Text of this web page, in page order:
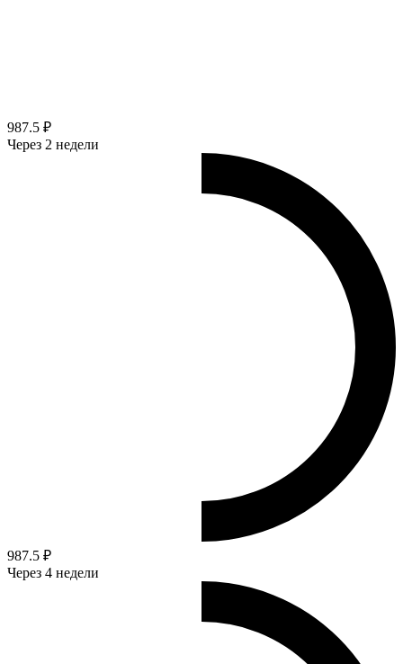
987.5 ₽
Через 2 недели
987.5 ₽
Через 4 недели